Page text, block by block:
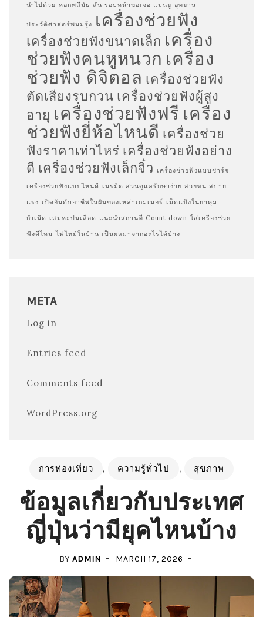
นำไปด้วย หอกพลีมัธ ลั่น รอบหน้าขอเจอ แมนยู อุทยาน
ประวัติศาสตร์พนมรุ้ง เครื่องช่วยฟัง
เครื่องช่วยฟังขนาดเล็ก เครื่อง
ช่วยฟังคนหูหนวก เครื่อง
ช่วยฟัง ดิจิตอล เครื่องช่วยฟัง
ตัดเสียงรบกวน เครื่องช่วยฟังผู้สูง
อายุ เครื่องช่วยฟังฟรี เครื่อง
ช่วยฟังยี่ห้อไหนดี เครื่องช่วย
ฟังราคาเท่าไหร่ เครื่องช่วยฟังอย่าง
ดี เครื่องช่วยฟังเล็กจิ๋ว เครื่องช่วยฟังแบบชาร์จ
เครื่องช่วยฟังแบบไหนดี เนรมิต สวนดูแลรักษาง่าย สวยทน สบาย
แรง เปิดอันดับอาชีพในฝันของเหล่าเกมเมอร์ เม็ดแป้งในยาคุม
กำเนิด เสมหะปนเลือด แนะนำสถานที่ Count down ใส่เครื่องช่วย
ฟังดีไหม ไฟไหม้ในบ้าน เป็นผลมาจากอะไรได้บ้าง
META
Log in
Entries feed
Comments feed
WordPress.org
การท่องเที่ยว , ความรู้ทั่วไป , สุขภาพ
ข้อมูลเกี่ยวกับประเทศ
ญี่ปุ่นว่ามียุคไหนบ้าง
BY ADMIN MARCH 17, 2026